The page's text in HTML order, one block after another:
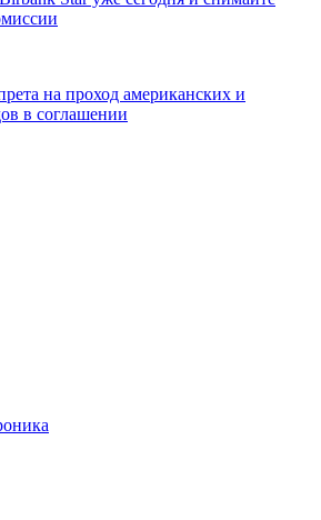
на проход американских и
в соглашении